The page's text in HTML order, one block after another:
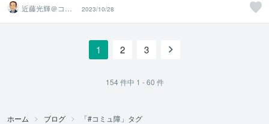
近藤光輝＠コミ
ュ不安をサポー
ト
2023/10/28
1 2 3
154件中 1 - 60 件
ホーム ブログ 「#コミュ障」タグ